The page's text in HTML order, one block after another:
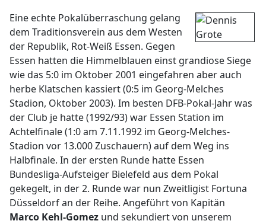
Eine echte Pokalüberraschung gelang
dem Traditionsverein aus dem Westen
der Republik, Rot-Weiß Essen. Gegen
Essen hatten die Himmelblauen einst grandiose Siege
wie das 5:0 im Oktober 2001 eingefahren aber auch
herbe Klatschen kassiert (0:5 im Georg-Melches
Stadion, Oktober 2003). Im besten DFB-Pokal-Jahr was
der Club je hatte (1992/93) war Essen Station im
Achtelfinale (1:0 am 7.11.1992 im Georg-Melches-
Stadion vor 13.000 Zuschauern) auf dem Weg ins
Halbfinale. In der ersten Runde hatte Essen
Bundesliga-Aufsteiger Bielefeld aus dem Pokal
gekegelt, in der 2. Runde war nun Zweitligist Fortuna
Düsseldorf an der Reihe. Angeführt von Kapitän
Marco Kehl-Gomez und sekundiert von unserem